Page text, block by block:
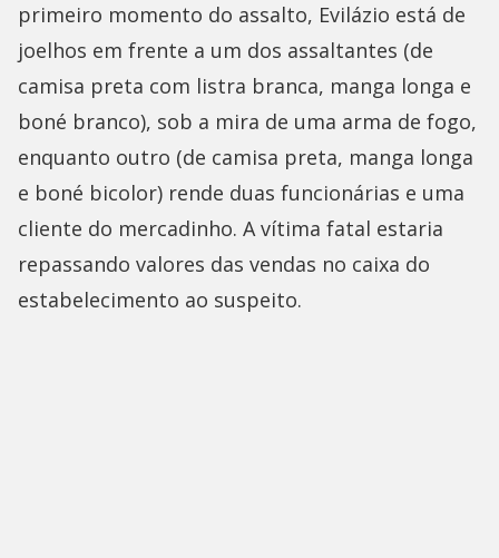
primeiro momento do assalto, Evilázio está de
joelhos em frente a um dos assaltantes (de
camisa preta com listra branca, manga longa e
boné branco), sob a mira de uma arma de fogo,
enquanto outro (de camisa preta, manga longa
e boné bicolor) rende duas funcionárias e uma
cliente do mercadinho. A vítima fatal estaria
repassando valores das vendas no caixa do
estabelecimento ao suspeito.